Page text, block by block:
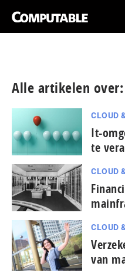
Alle artikelen
CLOUD
It-
te
CLOUD
CLOUD
van